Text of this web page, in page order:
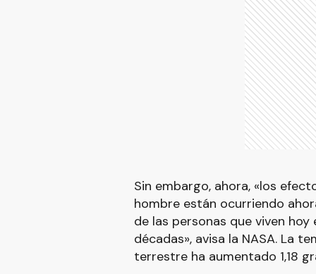
Sin embargo, ahora, «los
hombre están ocurriendo
de las personas que viven
décadas», avisa la NASA. La
terrestre ha aumentado 1,18